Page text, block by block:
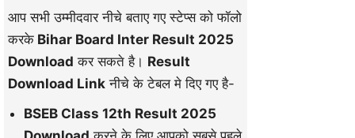
आप सभी उम्मीदवार नीचे बताए गए स्टेप्स को फॉलो
करके Bihar Board Inter Result 2025
Download कर सकते है। Result
Download Link नीचे के टेबल मे दिए गए है-
BSEB Class 12th Result 2025